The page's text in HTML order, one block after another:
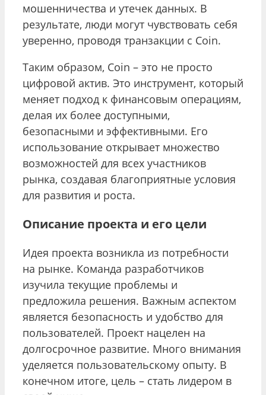
мошенничества и утечек данных. В
результате, люди могут чувствовать себя
уверенно, проводя транзакции с Coin.
Таким образом, Coin – это не просто
цифровой актив. Это инструмент, который
меняет подход к финансовым операциям,
делая их более доступными,
безопасными и эффективными. Его
использование открывает множество
возможностей для всех участников
рынка, создавая благоприятные условия
для развития и роста.
Описание проекта и его цели
Идея проекта возникла из потребности
на рынке. Команда разработчиков
изучила текущие проблемы и
предложила решения. Важным аспектом
является безопасность и удобство для
пользователей. Проект нацелен на
долгосрочное развитие. Много внимания
уделяется пользовательскому опыту. В
конечном итоге, цель – стать лидером в